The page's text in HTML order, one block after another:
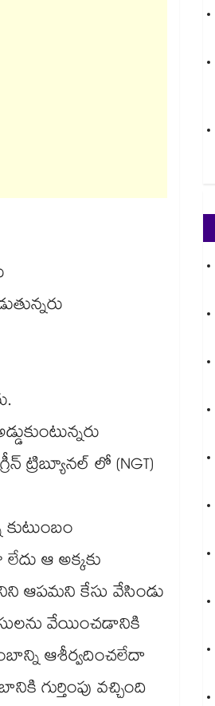
ట్రిబ్యూనల్ లో (NGT)
ఆ అక్కకు
ఆపమని కేసు వేసిండు
వేయించడానికి
ఆశీర్వదించలేదా
గుర్తింపు వచ్చింది